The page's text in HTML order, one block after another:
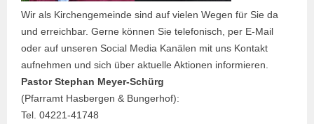
Wir als Kirchengemeinde sind auf vielen Wegen für Sie da
und erreichbar. Gerne können Sie telefonisch, per E-Mail
oder auf unseren Social Media Kanälen mit uns Kontakt
aufnehmen und sich über aktuelle Aktionen informieren.
Pastor Stephan Meyer-Schürg
(Pfarramt Hasbergen & Bungerhof):
Tel. 04221-41748